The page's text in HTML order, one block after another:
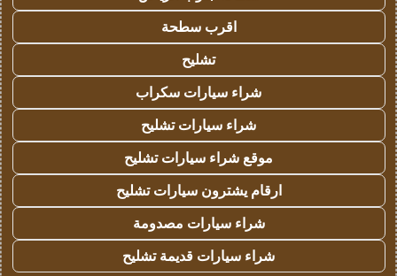
اقرب سطحة
تشليح
شراء سيارات سكراب
شراء سيارات تشليح
موقع شراء سيارات تشليح
ارقام يشترون سيارات تشليح
شراء سيارات مصدومة
شراء سيارات قديمة تشليح